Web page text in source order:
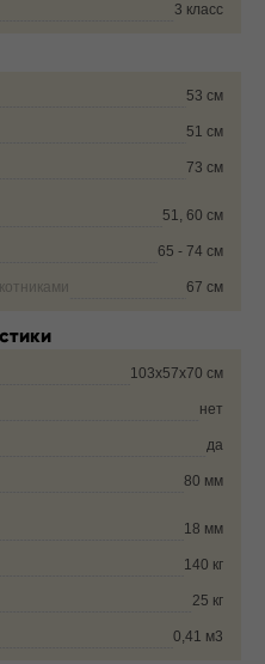
3 класс
53 см
51 см
73 см
51, 60 см
65 - 74 см
67 см
103х57х70 см
нет
да
80 мм
18 мм
140 кг
25 кг
0,41 м3